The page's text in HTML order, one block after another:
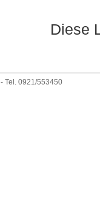
Diese
Tel. 0921/553450